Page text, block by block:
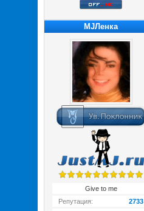
MJЛенка
Give to me
Репутация:
2733